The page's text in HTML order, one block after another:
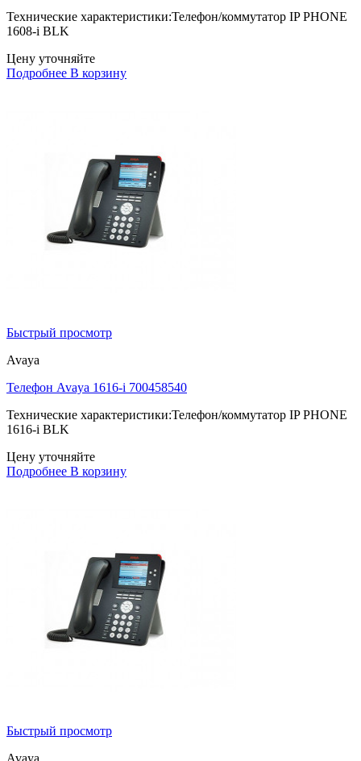
Технические характеристики:Телефон/коммутатор IP PHONE
1608-i BLK
Цену уточняйте
Подробнее В корзину
Быстрый просмотр
Avaya
Телефон Avaya 1616-i 700458540
Технические характеристики:Телефон/коммутатор IP PHONE
1616-i BLK
Цену уточняйте
Подробнее В корзину
Быстрый просмотр